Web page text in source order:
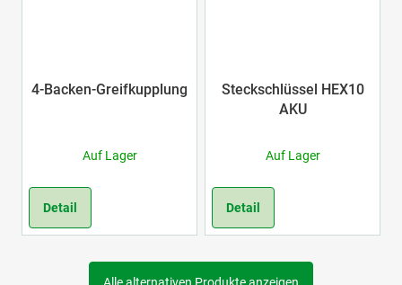
4-Backen-Greifkupplung
Auf Lager
Detail
Steckschlüssel HEX10
AKU
Auf Lager
Detail